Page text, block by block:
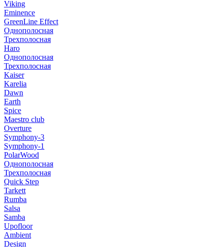
Viking
Eminence
GreenLine Effect
Однополосная
Трехполосная
Haro
Однополосная
Трехполосная
Kaiser
Karelia
Dawn
Earth
Spice
Maestro club
Overture
Symphony-3
Symphony-1
PolarWood
Однополосная
Трехполосная
Quick Step
Tarkett
Rumba
Salsa
Samba
Upofloor
Ambient
Design